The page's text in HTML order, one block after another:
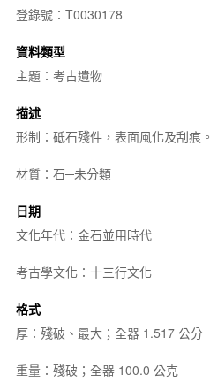
登錄號：T0030178
資料類型
主題：考古遺物
描述
形制：砥石殘件，表面風化及刮痕。
材質：石─未分類
日期
文化年代：金石並用時代
考古學文化：十三行文化
格式
厚：殘破、最大；全器 1.517 公分
重量：殘破；全器 100.0 公克